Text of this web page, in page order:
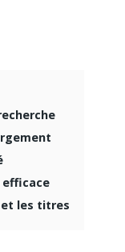
efficace
et les titres